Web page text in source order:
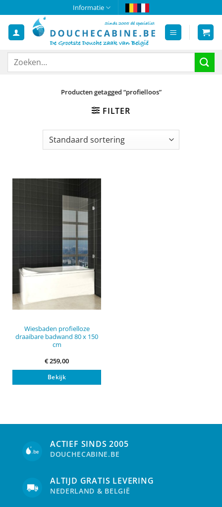
naar
inhoud
Informatie
Zoeken
Producten getagged “profielloos”
FILTER
Wiesbaden profielloze
draaibare badwand 80 x 150
cm
€259,00
Bekijk
ACTIEF SINDS 2005
DOUCHECABINE.BE
ALTIJD GRATIS LEVERING
NEDERLAND & BELGIË